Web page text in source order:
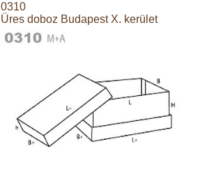
0310
Üres doboz Budapest X. kerület